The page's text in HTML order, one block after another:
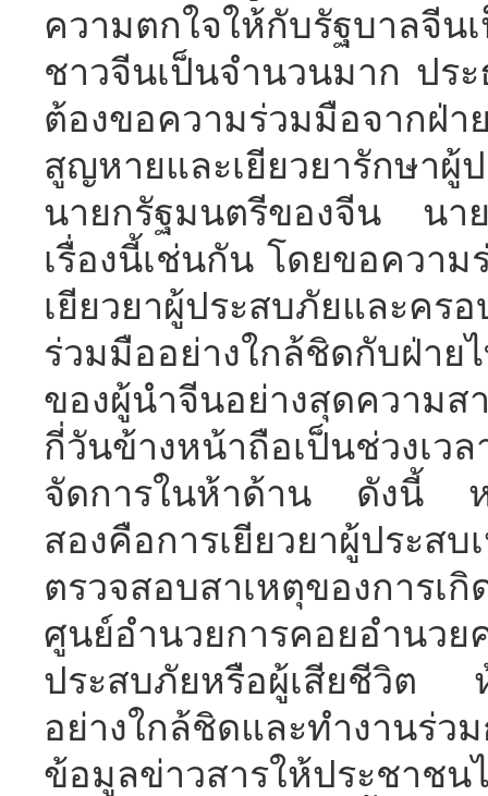
ความตกใจให้กับรัฐบาลจีน
ชาวจีนเป็นจำนวนมาก ปร
ต้องขอความร่วมมือจากฝ่า
สูญหายและเยียวยารักษ
นายกรัฐมนตรีของจีน นา
เรื่องนี้เช่นกัน โดยขอควา
เยียวยาผู้ประสบภัยและค
ร่วมมืออย่างใกล้ชิดกับฝ่า
ของผู้นำจีนอย่างสุดความ
กี่วันข้างหน้าถือเป็นช่วงเว
จัดการในห้าด้าน ดังนี้ ห
สองคือการเยียวยาผู้ประ
ตรวจสอบสาเหตุของการเ
ศูนย์อำนวยการคอยอำนวย
ประสบภัยหรือผู้เสียชีวิต
อย่างใกล้ชิดและทำงานร่ว
ข้อมูลข่าวสารให้ประชาชน